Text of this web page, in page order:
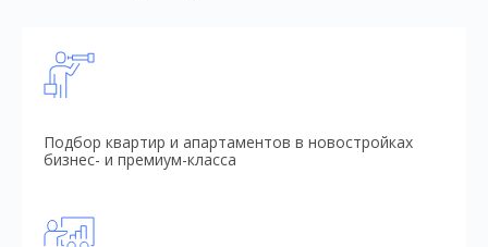
Подбор квартир и апартаментов в новостройках
бизнес- и премиум-класса